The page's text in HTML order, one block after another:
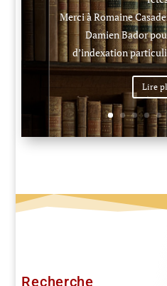
Merci à Romaine
Damien Bador
d’indexation
Lire
Recherche